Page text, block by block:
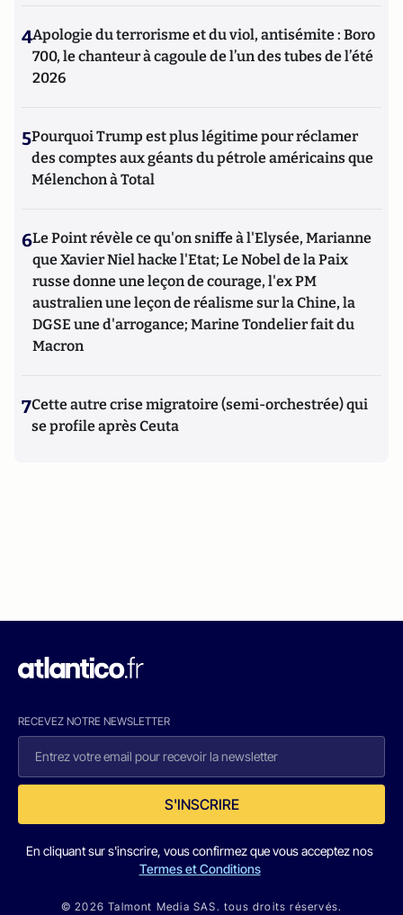
4Apologie du terrorisme et du viol, antisémite : Boro
700, le chanteur à cagoule de l’un des tubes de l’été
2026
5Pourquoi Trump est plus légitime pour réclamer
des comptes aux géants du pétrole américains que
Mélenchon à Total
6Le Point révèle ce qu'on sniffe à l'Elysée, Marianne
que Xavier Niel hacke l'Etat; Le Nobel de la Paix
russe donne une leçon de courage, l'ex PM
australien une leçon de réalisme sur la Chine, la
DGSE une d'arrogance; Marine Tondelier fait du
Macron
7Cette autre crise migratoire (semi-orchestrée) qui
se profile après Ceuta
RECEVEZ NOTRE NEWSLETTER
S'INSCRIRE
En cliquant sur s'inscrire, vous confirmez que vous acceptez nos
Termes et Conditions
© 2026 Talmont Media SAS. tous droits réservés.